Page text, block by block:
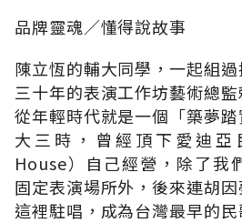
品牌靈魂∕懂得說故事
陳立恆的輔大同學，一起組
三十年的表演工作坊藝術總
從年輕時代就是一個「築夢
大三時，曾經頂下愛迪亞
House）自己經營，除了我
固定表演場所外，後來連胡
這裡駐唱，成為台灣最早的民